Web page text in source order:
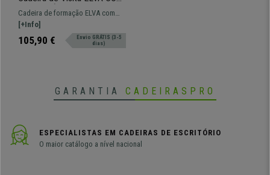
PALMATÓRIA, Confortável,
Pernas Pretas, Cor Azul
Cadeira de formação ELVA com
PALMATÓRIA. Modelo ideal para
salas de formação ou eventos em
que necessitemos de uma mesa.
[+Info]
105,90 €
Envio GRÁTIS (3-5
dias)
GARANTIA CADEIRASPRO
ESPECIALISTAS EM CADEIRAS DE ESCRITÓRIO
O maior catálogo a nível nacional